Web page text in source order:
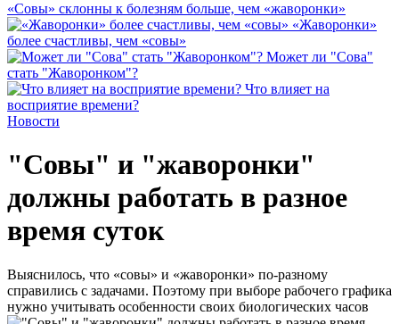
«Совы» склонны к болезням больше, чем «жаворонки»
«Жаворонки»
более счастливы, чем «совы»
Может ли "Сова"
стать "Жаворонком"?
Что влияет на
восприятие времени?
Новости
"Совы" и "жаворонки"
должны работать в разное
время суток
Выяснилось, что «совы» и «жаворонки» по-разному
справились с задачами. Поэтому при выборе рабочего графика
нужно учитывать особенности своих биологических часов